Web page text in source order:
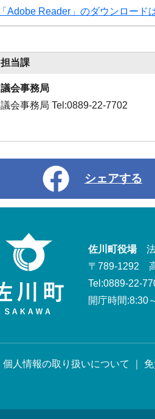
「Adobe Reader」のダウンロード
担当課
議会事務局
議会事務局 Tel:0889-22-7702
シェアする
佐川町役場法
〒789-1292
Tel:0889-22-
開庁時間:8:30
個人情報の取り扱いについて